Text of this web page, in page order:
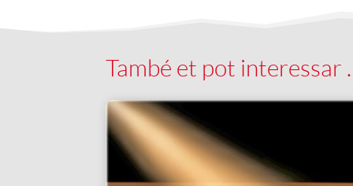
També et pot interessar